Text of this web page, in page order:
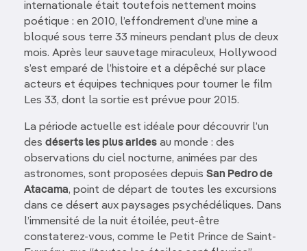
internationale était toutefois nettement moins
poétique : en 2010, l’effondrement d’une mine a
bloqué sous terre 33 mineurs pendant plus de deux
mois. Après leur sauvetage miraculeux, Hollywood
s’est emparé de l’histoire et a dépêché sur place
acteurs et équipes techniques pour tourner le film
Les 33, dont la sortie est prévue pour 2015.
La période actuelle est idéale pour découvrir l’un
des déserts les plus arides au monde : des
observations du ciel nocturne, animées par des
astronomes, sont proposées depuis San Pedro de
Atacama, point de départ de toutes les excursions
dans ce désert aux paysages psychédéliques. Dans
l’immensité de la nuit étoilée, peut-être
constaterez-vous, comme le Petit Prince de Saint-